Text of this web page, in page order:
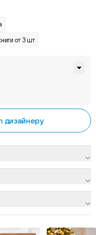
от 3 шт
дизайнеру